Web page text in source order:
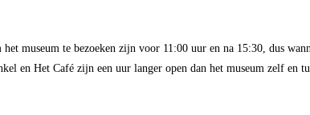
museum te bezoeken zijn voor 11:00 uur en na 15:30, dus
en Het Café zijn een uur langer open dan het museum zelf en